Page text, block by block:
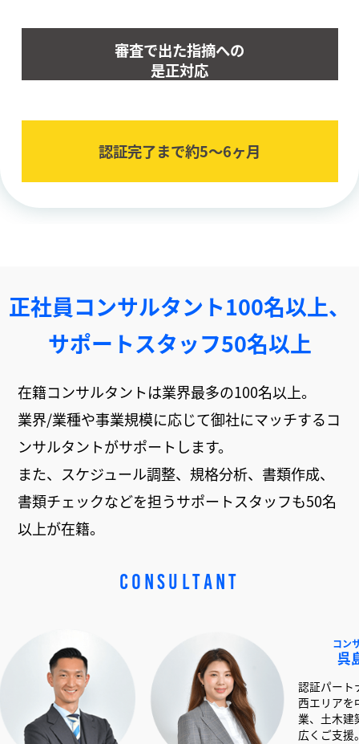
審査で出た指摘への
是正対応
認証完了まで約5〜6ヶ⽉
正社員コンサルタント100名以上、
サポートスタッフ50名以上
在籍コンサルタントは業界最多の100名以上。
業界/業種や事業規模に応じて御社にマッチするコ
ンサルタントがサポートします。
また、スケジュール調整、規格分析、書類作成、
書類チェックなどを担うサポートスタッフも50名
以上が在籍。
CONSULTANT